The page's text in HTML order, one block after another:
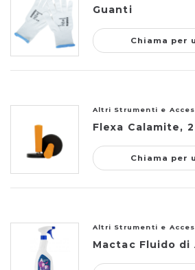
Guanti
Chiama per
Altri Strumenti e
Flexa Calamite,
Chiama per
Altri Strumenti e
Mactac Fluido di